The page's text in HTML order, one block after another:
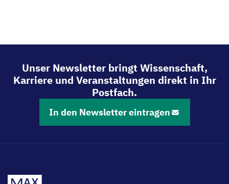
Unser Newsletter bringt Wissenschaft,
Karriere und Veranstaltungen direkt in Ihr
Postfach.
In den Newsletter eintragen